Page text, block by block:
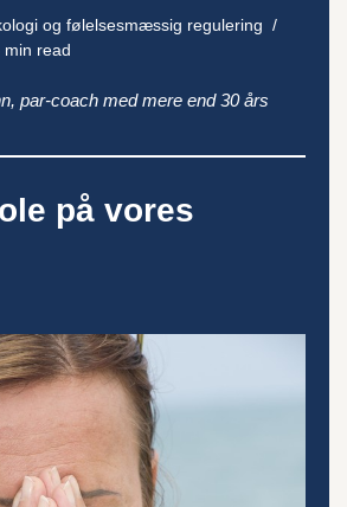
og følelsesmæssig regulering
read
par-coach med mere end 30 års
på vores